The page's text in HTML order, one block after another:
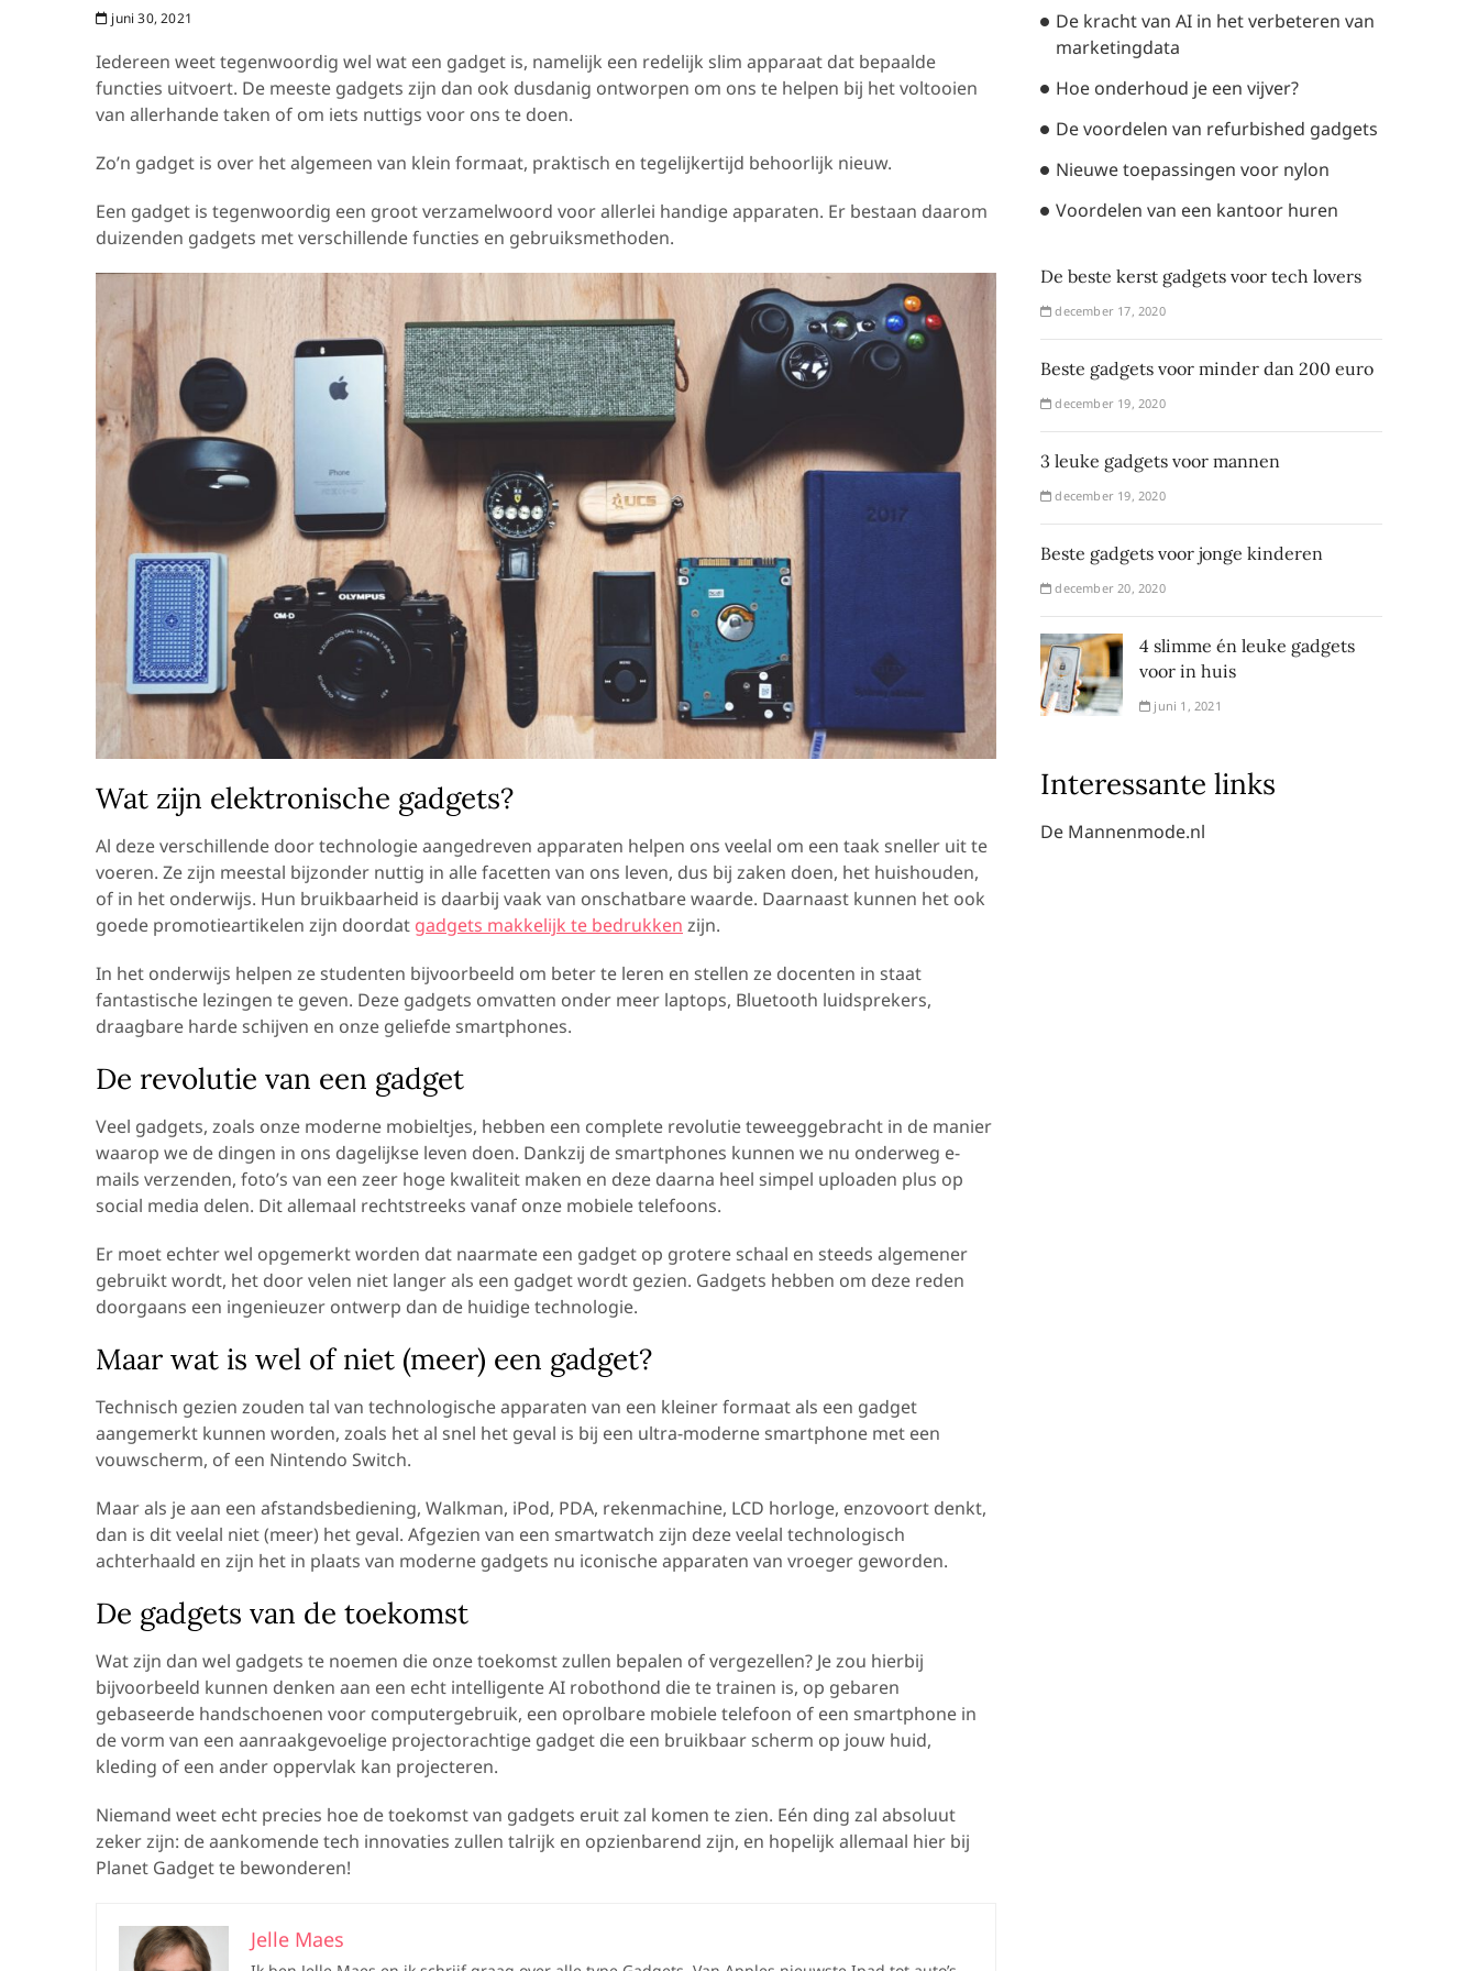
juni 30, 2021
Iedereen weet tegenwoordig wel wat een gadget is, namelijk een redelijk slim apparaat dat bepaalde
functies uitvoert. De meeste gadgets zijn dan ook dusdanig ontworpen om ons te helpen bij het voltooien
van allerhande taken of om iets nuttigs voor ons te doen.
Zo’n gadget is over het algemeen van klein formaat, praktisch en tegelijkertijd behoorlijk nieuw.
Een gadget is tegenwoordig een groot verzamelwoord voor allerlei handige apparaten. Er bestaan daarom
duizenden gadgets met verschillende functies en gebruiksmethoden.
Wat zijn elektronische gadgets?
Al deze verschillende door technologie aangedreven apparaten helpen ons veelal om een taak sneller uit te
voeren. Ze zijn meestal bijzonder nuttig in alle facetten van ons leven, dus bij zaken doen, het huishouden,
of in het onderwijs. Hun bruikbaarheid is daarbij vaak van onschatbare waarde. Daarnaast kunnen het ook
goede promotieartikelen zijn doordat gadgets makkelijk te bedrukken zijn.
In het onderwijs helpen ze studenten bijvoorbeeld om beter te leren en stellen ze docenten in staat
fantastische lezingen te geven. Deze gadgets omvatten onder meer laptops, Bluetooth luidsprekers,
draagbare harde schijven en onze geliefde smartphones.
De revolutie van een gadget
Veel gadgets, zoals onze moderne mobieltjes, hebben een complete revolutie teweeggebracht in de manier
waarop we de dingen in ons dagelijkse leven doen. Dankzij de smartphones kunnen we nu onderweg e-
mails verzenden, foto’s van een zeer hoge kwaliteit maken en deze daarna heel simpel uploaden plus op
social media delen. Dit allemaal rechtstreeks vanaf onze mobiele telefoons.
Er moet echter wel opgemerkt worden dat naarmate een gadget op grotere schaal en steeds algemener
gebruikt wordt, het door velen niet langer als een gadget wordt gezien. Gadgets hebben om deze reden
doorgaans een ingenieuzer ontwerp dan de huidige technologie.
Maar wat is wel of niet (meer) een gadget?
Technisch gezien zouden tal van technologische apparaten van een kleiner formaat als een gadget
aangemerkt kunnen worden, zoals het al snel het geval is bij een ultra-moderne smartphone met een
vouwscherm, of een Nintendo Switch.
Maar als je aan een afstandsbediening, Walkman, iPod, PDA, rekenmachine, LCD horloge, enzovoort denkt,
dan is dit veelal niet (meer) het geval. Afgezien van een smartwatch zijn deze veelal technologisch
achterhaald en zijn het in plaats van moderne gadgets nu iconische apparaten van vroeger geworden.
De gadgets van de toekomst
Wat zijn dan wel gadgets te noemen die onze toekomst zullen bepalen of vergezellen? Je zou hierbij
bijvoorbeeld kunnen denken aan een echt intelligente AI robothond die te trainen is, op gebaren
gebaseerde handschoenen voor computergebruik, een oprolbare mobiele telefoon of een smartphone in
de vorm van een aanraakgevoelige projectorachtige gadget die een bruikbaar scherm op jouw huid,
kleding of een ander oppervlak kan projecteren.
Niemand weet echt precies hoe de toekomst van gadgets eruit zal komen te zien. Eén ding zal absoluut
zeker zijn: de aankomende tech innovaties zullen talrijk en opzienbarend zijn, en hopelijk allemaal hier bij
Planet Gadget te bewonderen!
Jelle Maes
De kracht van AI in het verbeteren van
marketingdata
Hoe onderhoud je een vijver?
De voordelen van refurbished gadgets
Nieuwe toepassingen voor nylon
Voordelen van een kantoor huren
De beste kerst gadgets voor tech lovers
december 17, 2020
Beste gadgets voor minder dan 200 euro
december 19, 2020
3 leuke gadgets voor mannen
december 19, 2020
Beste gadgets voor jonge kinderen
december 20, 2020
4 slimme én leuke gadgets
voor in huis
juni 1, 2021
Interessante links
De Mannenmode.nl